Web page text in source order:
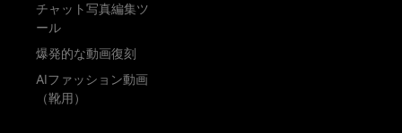
チャット写真編集ツ
ール
爆発的な動画復刻
AIファッション動画
（靴用）